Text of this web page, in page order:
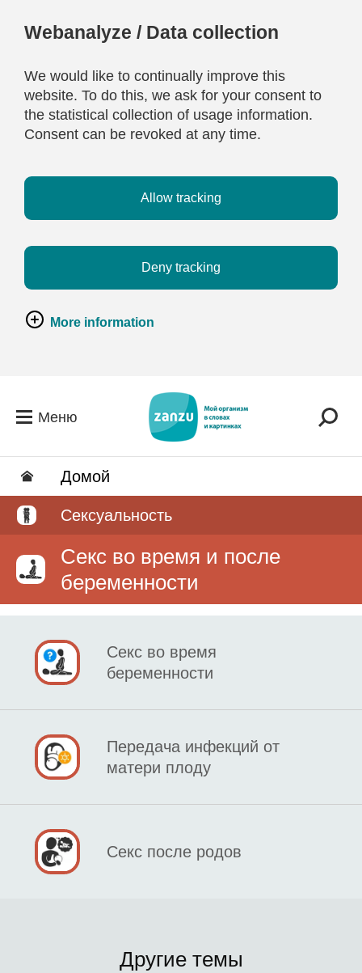
Webanalyze / Data collection
We would like to continually improve this
website. To do this, we ask for your consent to
the statistical collection of usage information.
Consent can be revoked at any time.
Allow tracking
Deny tracking
More information
Меню
Домой
Сексуальность
Секс во время и после
беременности
Секс во время
беременности
Передача инфекций от
матери плоду
Секс после родов
Другие темы